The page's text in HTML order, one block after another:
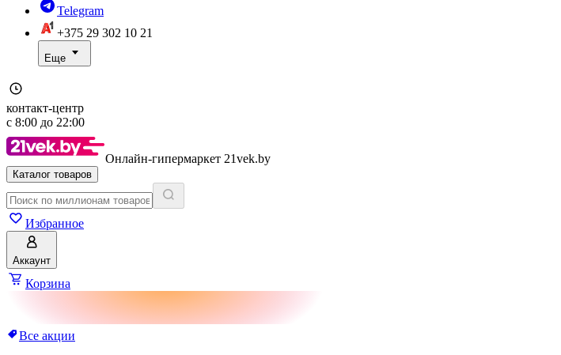
Telegram
+375 29 302 10 21
Еще
контакт-центр
с 8:00 до 22:00
Онлайн-гипермаркет 21vek.by
Каталог товаров
Избранное
Аккаунт
Корзина
Все акции